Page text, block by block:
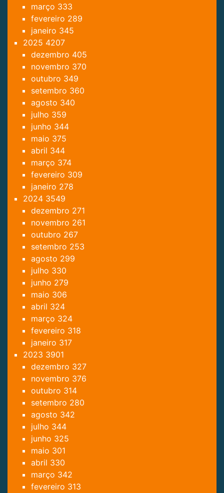
março 333
fevereiro 289
janeiro 345
2025 4207
dezembro 405
novembro 370
outubro 349
setembro 360
agosto 340
julho 359
junho 344
maio 375
abril 344
março 374
fevereiro 309
janeiro 278
2024 3549
dezembro 271
novembro 261
outubro 267
setembro 253
agosto 299
julho 330
junho 279
maio 306
abril 324
março 324
fevereiro 318
janeiro 317
2023 3901
dezembro 327
novembro 376
outubro 314
setembro 280
agosto 342
julho 344
junho 325
maio 301
abril 330
março 342
fevereiro 313